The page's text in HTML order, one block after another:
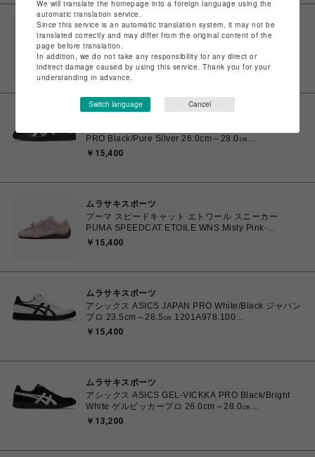
ムラサキスポーツ
プーマ PUMA MOSTRO OG モストロ OG スニーカー
ウィメンズ シューズ PUMA Black-PUMA Silver
23.0cm～25.0㎝ 397330_17 4069157788854 【送料
無料 北海道/沖縄/離島を除く】
￥15,400
ムラサキスポーツ
PRO Black/Pure Silver 26.0cm～28.0㎝
1203B205.001 4573690068224 メンズ スニーカー
￥15,400
ムラサキスポーツ
プーマ スピードキャット エトワール スニーカー
PUMA SPEEDCAT ETOILE WNS Misty Pink-
Chocolate Fondue 23.0cm～25.0㎝ 407673_03
￥15,400
ムラサキスポーツ
アシックス ASICS JAPAN PRO White/Black ジャパン
プロ 23.5cm～28.5㎝ 1201A978.100
4550457071079 メンズ レディース スニーカー スケ
￥15,400
ムラサキスポーツ
アシックス ASICS GEL-VICKKA PRO Black/Bright
White ゲルビッカープロ 26.0cm～28.0㎝
1201A486.006 4570158997553 メンズ スニーカー
￥13,200
We will translate the homepage into a foreign language using the
automatic translation service.
Since this service is an automatic translation system, it may not be
translated correctly and may differ from the original content of the
page before translation.
In addition, we do not take any responsibility for any direct or
indirect damage caused by using this service. Thank you for your
understanding in advance.
Switch language Cancel